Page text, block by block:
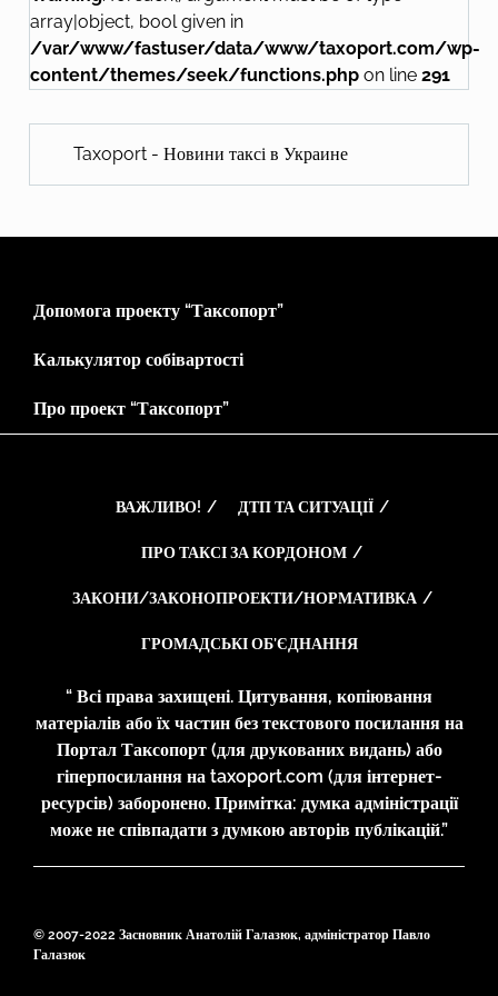
array|object, bool given in
/var/www/fastuser/data/www/taxoport.com/wp-
content/themes/seek/functions.php on line291
Taxoport - Новини таксі в Украине
Допомога проекту “Таксопорт”
Калькулятор собівартості
Про проект “Таксопорт”
ВАЖЛИВО! ДТП ТА СИТУАЦІЇ
ПРО ТАКСІ ЗА КОРДОНОМ
ЗАКОНИ/ЗАКОНОПРОЕКТИ/НОРМАТИВКА
ГРОМАДСЬКІ ОБ’ЄДНАННЯ
“ Всі права захищені. Цитування, копіювання
матеріалів або їх частин без текстового посилання на
Портал Таксопорт (для друкованих видань) або
гіперпосилання на taxoport.com (для інтернет-
ресурсів) заборонено. Примітка: думка адміністрації
може не співпадати з думкою авторів публікацій.”
© 2007-2022 Засновник Анатолій Галазюк, адміністратор Павло
Галазюк